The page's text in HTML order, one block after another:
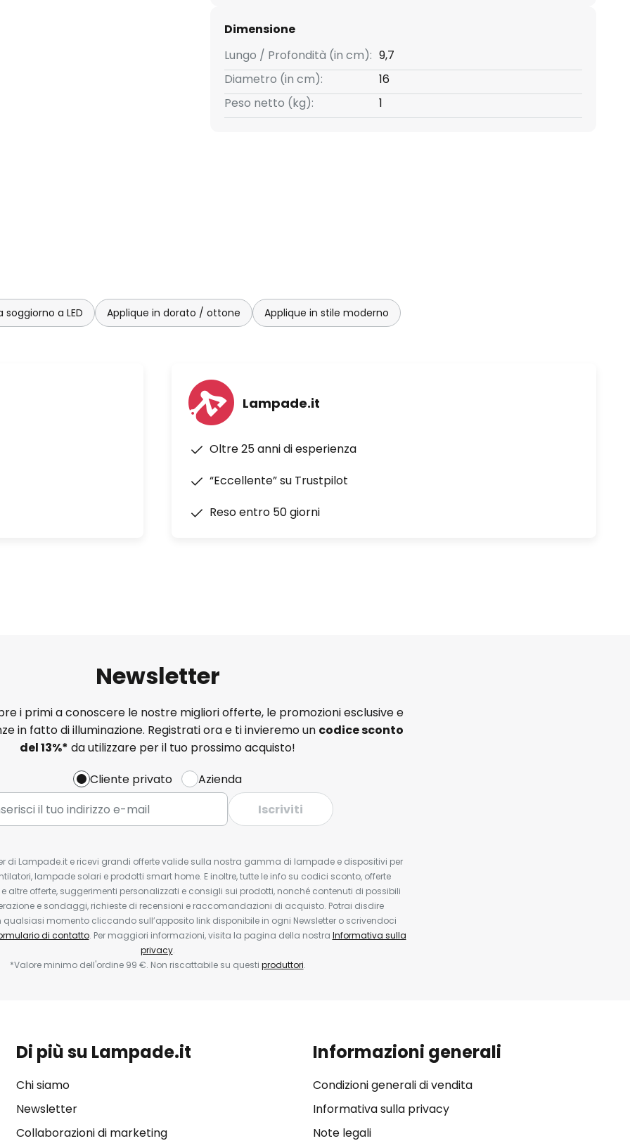
Dimensione
Lungo / Profondità (in cm): 9,7
Diametro (in cm):
16
Peso netto (kg):
1
soggiorno a LED Applique in dorato / ottone Applique in stile moderno
Lampade.it
Oltre 25 anni di esperienza
“Eccellente” su Trustpilot
Reso entro 50 giorni
Newsletter
i primi a conoscere le nostre migliori offerte, le promozioni esclusive e
in fatto di illuminazione. Registrati ora e ti invieremo un codice sconto
del13%* da utilizzare per il tuo prossimo acquisto!
Cliente privato
Azienda
Iscriviti
di Lampade.it e ricevi grandi offerte valide sulla nostra gamma di lampade e dispositivi per
lampade solari e prodotti smart home. E inoltre, tutte le info su codici sconto, offerte
altre offerte, suggerimenti personalizzati e consigli sui prodotti, nonché contenuti di possibili
e sondaggi, richieste di recensioni e raccomandazioni di acquisto. Potrai disdire
momento cliccando sull’apposito link disponibile in ogni Newsletter o scrivendoci
di contatto. Per maggiori informazioni, visita la pagina della nostra Informativa sulla
privacy.
*Valore minimo dell'ordine 99 €. Non riscattabile su questi produttori.
Di più su Lampade.it
Chi siamo
Newsletter
Collaborazioni di marketing
Informazioni generali
Condizioni generali di vendita
Informativa sulla privacy
Note legali